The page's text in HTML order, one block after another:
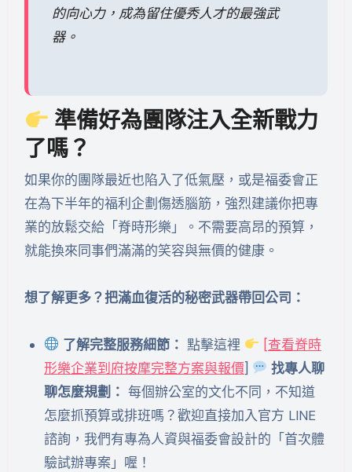
的向心力，成為留住優秀人才的最強武
器。
準備好為團隊注入全新戰力
了嗎？
如果你的團隊最近也陷入了低氣壓，或是福委會正
在為下半年的福利企劃傷透腦筋，強烈建議你把專
業的放鬆交給「脊時形樂」。不需要高昂的預算，
就能換來同事們滿滿的笑容與無價的健康。
想了解更多？把滿血復活的秘密武器帶回公司：
了解完整服務細節： 點擊這裡
[查看脊時
形樂企業到府按摩完整方案與報價]
找專人聊
聊怎麼規劃： 每個辦公室的文化不同，不知道
怎麼抓預算或排班嗎？歡迎直接加入官方 LINE
諮詢，我們有專為人資與福委會設計的「首次體
驗試辦專案」喔！